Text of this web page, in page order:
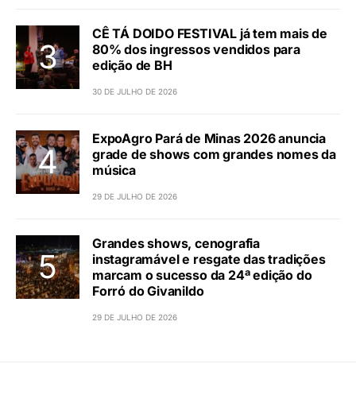
CÊ TÁ DOIDO FESTIVAL já tem mais de
80% dos ingressos vendidos para
edição de BH
30 DE JULHO DE 2026
ExpoAgro Pará de Minas 2026 anuncia
grade de shows com grandes nomes da
música
29 DE JULHO DE 2026
Grandes shows, cenografia
instagramável e resgate das tradições
marcam o sucesso da 24ª edição do
Forró do Givanildo
29 DE JULHO DE 2026